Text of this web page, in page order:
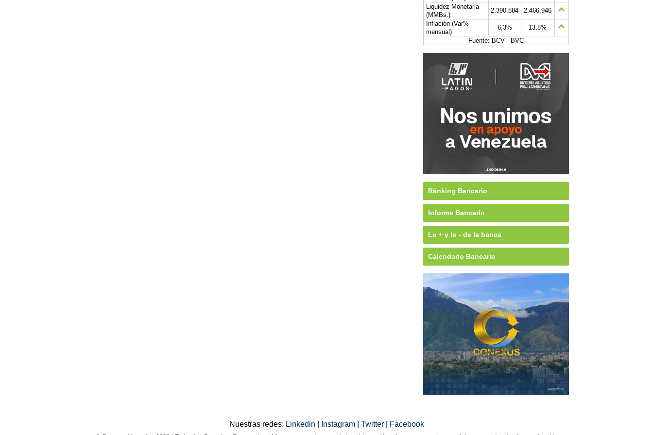
Liquidez Monetaria
(MMBs.)
2.390.884
2.466.946
Inflación (Var%
mensual)
6,3%
13,8%
Fuente: BCV - BVC
Ránking Bancario
Informe Bancario
Lo + y lo - de la banca
Calendario Bancario
Nuestras redes: Linkedin Instagram Twitter Facebook